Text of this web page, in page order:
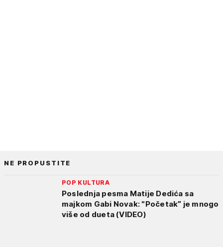
NE PROPUSTITE
POP KULTURA
Poslednja pesma Matije Dedića sa
majkom Gabi Novak: "Početak” je mnogo
više od dueta (VIDEO)